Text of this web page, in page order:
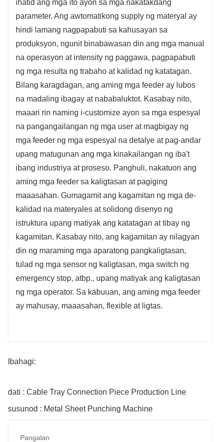
ihatid ang mga ito ayon sa mga nakatakdang
parameter. Ang awtomatikong supply ng materyal ay
hindi lamang nagpapabuti sa kahusayan sa
produksyon, ngunit binabawasan din ang mga manual
na operasyon at intensity ng paggawa, pagpapabuti
ng mga resulta ng trabaho at kalidad ng katatagan.
Bilang karagdagan, ang aming mga feeder ay lubos
na madaling ibagay at nababaluktot. Kasabay nito,
maaari rin naming i-customize ayon sa mga espesyal
na pangangailangan ng mga user at magbigay ng
mga feeder ng mga espesyal na detalye at pag-andar
upang matugunan ang mga kinakailangan ng iba't
ibang industriya at proseso. Panghuli, nakatuon ang
aming mga feeder sa kaligtasan at pagiging
maaasahan. Gumagamit ang kagamitan ng mga de-
kalidad na materyales at solidong disenyo ng
istruktura upang matiyak ang katatagan at tibay ng
kagamitan. Kasabay nito, ang kagamitan ay nilagyan
din ng maraming mga aparatong pangkaligtasan,
tulad ng mga sensor ng kaligtasan, mga switch ng
emergency stop, atbp., upang matiyak ang kaligtasan
ng mga operator. Sa kabuuan, ang aming mga feeder
ay mahusay, maaasahan, flexible at ligtas.
Ibahagi:
dati : Cable Tray Connection Piece Production Line
susunod : Metal Sheet Punching Machine
Pangalan